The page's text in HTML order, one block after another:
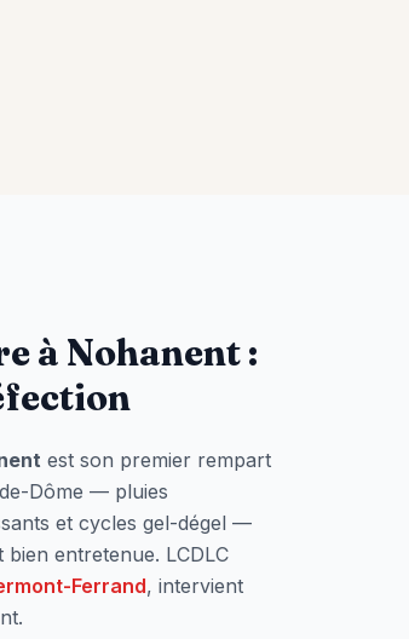
à Nohanent:
est son premier rempart
Dôme — pluies
et cycles gel-dégel —
entretenue. LCDLC
Ferrand, intervient
.